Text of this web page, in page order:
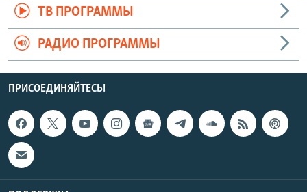
ТВ ПРОГРАММЫ
РАДИО ПРОГРАММЫ
ПРИСОЕДИНЯЙТЕСЬ!